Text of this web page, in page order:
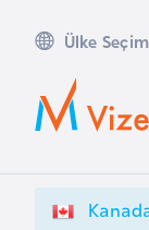
Ülke A
u
s
a